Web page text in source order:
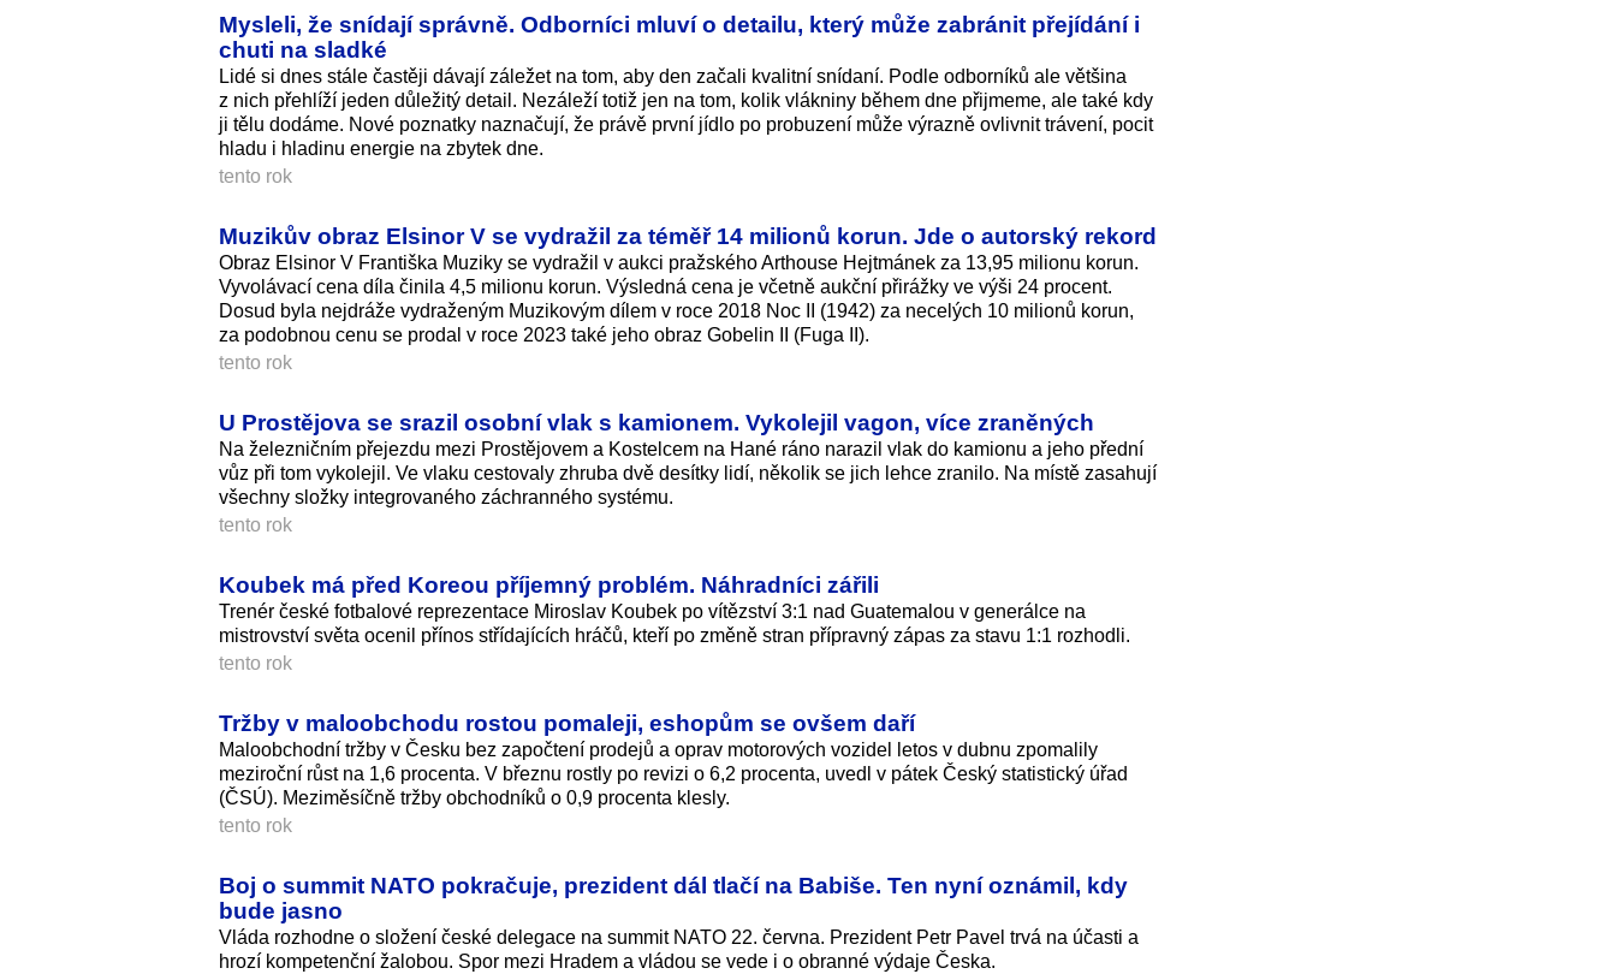
Mysleli, že snídají správně. Odborníci mluví o detailu, který může zabránit přejídání i
chuti na sladké
Lidé si dnes stále častěji dávají záležet na tom, aby den začali kvalitní snídaní. Podle odborníků ale většina
z nich přehlíží jeden důležitý detail. Nezáleží totiž jen na tom, kolik vlákniny během dne přijmeme, ale také kdy
ji tělu dodáme. Nové poznatky naznačují, že právě první jídlo po probuzení může výrazně ovlivnit trávení, pocit
hladu i hladinu energie na zbytek dne.
tento rok
Muzikův obraz Elsinor V se vydražil za téměř 14 milionů korun. Jde o autorský rekord
Obraz Elsinor V Františka Muziky se vydražil v aukci pražského Arthouse Hejtmánek za 13,95 milionu korun.
Vyvolávací cena díla činila 4,5 milionu korun. Výsledná cena je včetně aukční přirážky ve výši 24 procent.
Dosud byla nejdráže vydraženým Muzikovým dílem v roce 2018 Noc II (1942) za necelých 10 milionů korun,
za podobnou cenu se prodal v roce 2023 také jeho obraz Gobelin II (Fuga II).
tento rok
U Prostějova se srazil osobní vlak s kamionem. Vykolejil vagon, více zraněných
Na železničním přejezdu mezi Prostějovem a Kostelcem na Hané ráno narazil vlak do kamionu a jeho přední
vůz při tom vykolejil. Ve vlaku cestovaly zhruba dvě desítky lidí, několik se jich lehce zranilo. Na místě zasahují
všechny složky integrovaného záchranného systému.
tento rok
Koubek má před Koreou příjemný problém. Náhradníci zářili
Trenér české fotbalové reprezentace Miroslav Koubek po vítězství 3:1 nad Guatemalou v generálce na
mistrovství světa ocenil přínos střídajících hráčů, kteří po změně stran přípravný zápas za stavu 1:1 rozhodli.
tento rok
Tržby v maloobchodu rostou pomaleji, eshopům se ovšem daří
Maloobchodní tržby v Česku bez započtení prodejů a oprav motorových vozidel letos v dubnu zpomalily
meziroční růst na 1,6 procenta. V březnu rostly po revizi o 6,2 procenta, uvedl v pátek Český statistický úřad
(ČSÚ). Meziměsíčně tržby obchodníků o 0,9 procenta klesly.
tento rok
Boj o summit NATO pokračuje, prezident dál tlačí na Babiše. Ten nyní oznámil, kdy
bude jasno
Vláda rozhodne o složení české delegace na summit NATO 22. června. Prezident Petr Pavel trvá na účasti a
hrozí kompetenční žalobou. Spor mezi Hradem a vládou se vede i o obranné výdaje Česka.